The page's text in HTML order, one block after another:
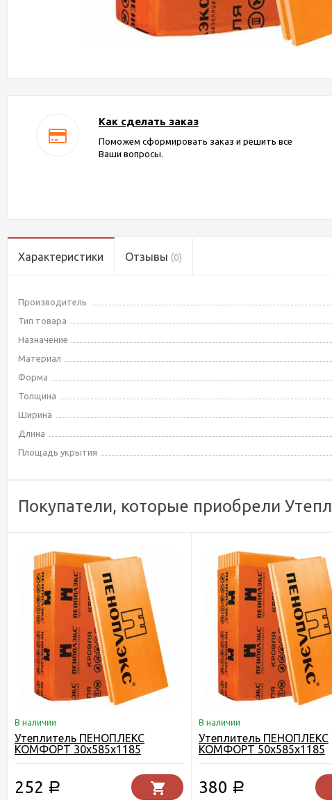
Как сделать заказ
Поможем сформировать заказ и решить все
Ваши вопросы.
Характеристики Отзывы (0)
Производитель
Тип товара
Назначение
Материал
Форма
Толщина
Ширина
Длина
Площадь укрытия
Покупатели, которые приобрели
В наличии
Утеплитель ПЕНОПЛЕКС
КОМФОРТ 30х585х1185
252 Р
В наличии
Утеплитель ПЕНОПЛЕКС
КОМФОРТ 50х585х1185
380 Р